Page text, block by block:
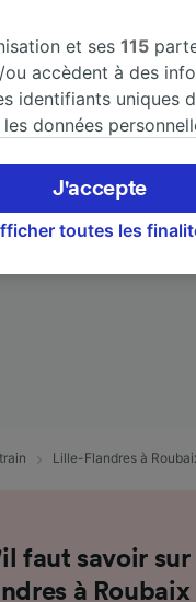
parler de nous,
Lille-Flandres à
faut savoir sur
à Roubaix
et ses115
accèdent à des
identifiants uniques
données
notamment en
à l’intérêt
ou à tout
des données
de l’appareil pour
Stocker et/ou
sur un appareil.
toutes les
J'accepte